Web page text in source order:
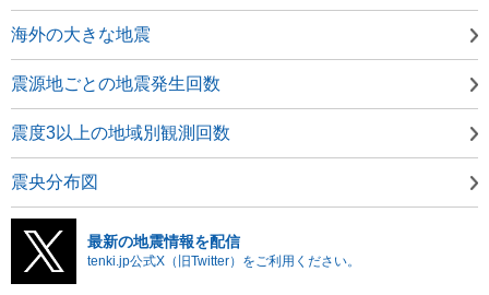
海外の大きな地震
震源地ごとの地震発生回数
震度3以上の地域別観測回数
震央分布図
最新の地震情報を配信
tenki.jp公式X（旧Twitter）をご利用ください。